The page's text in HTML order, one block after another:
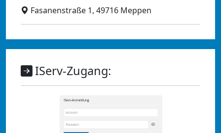
Fasanenstraße 1, 49716 Meppen
IServ-Zugang: